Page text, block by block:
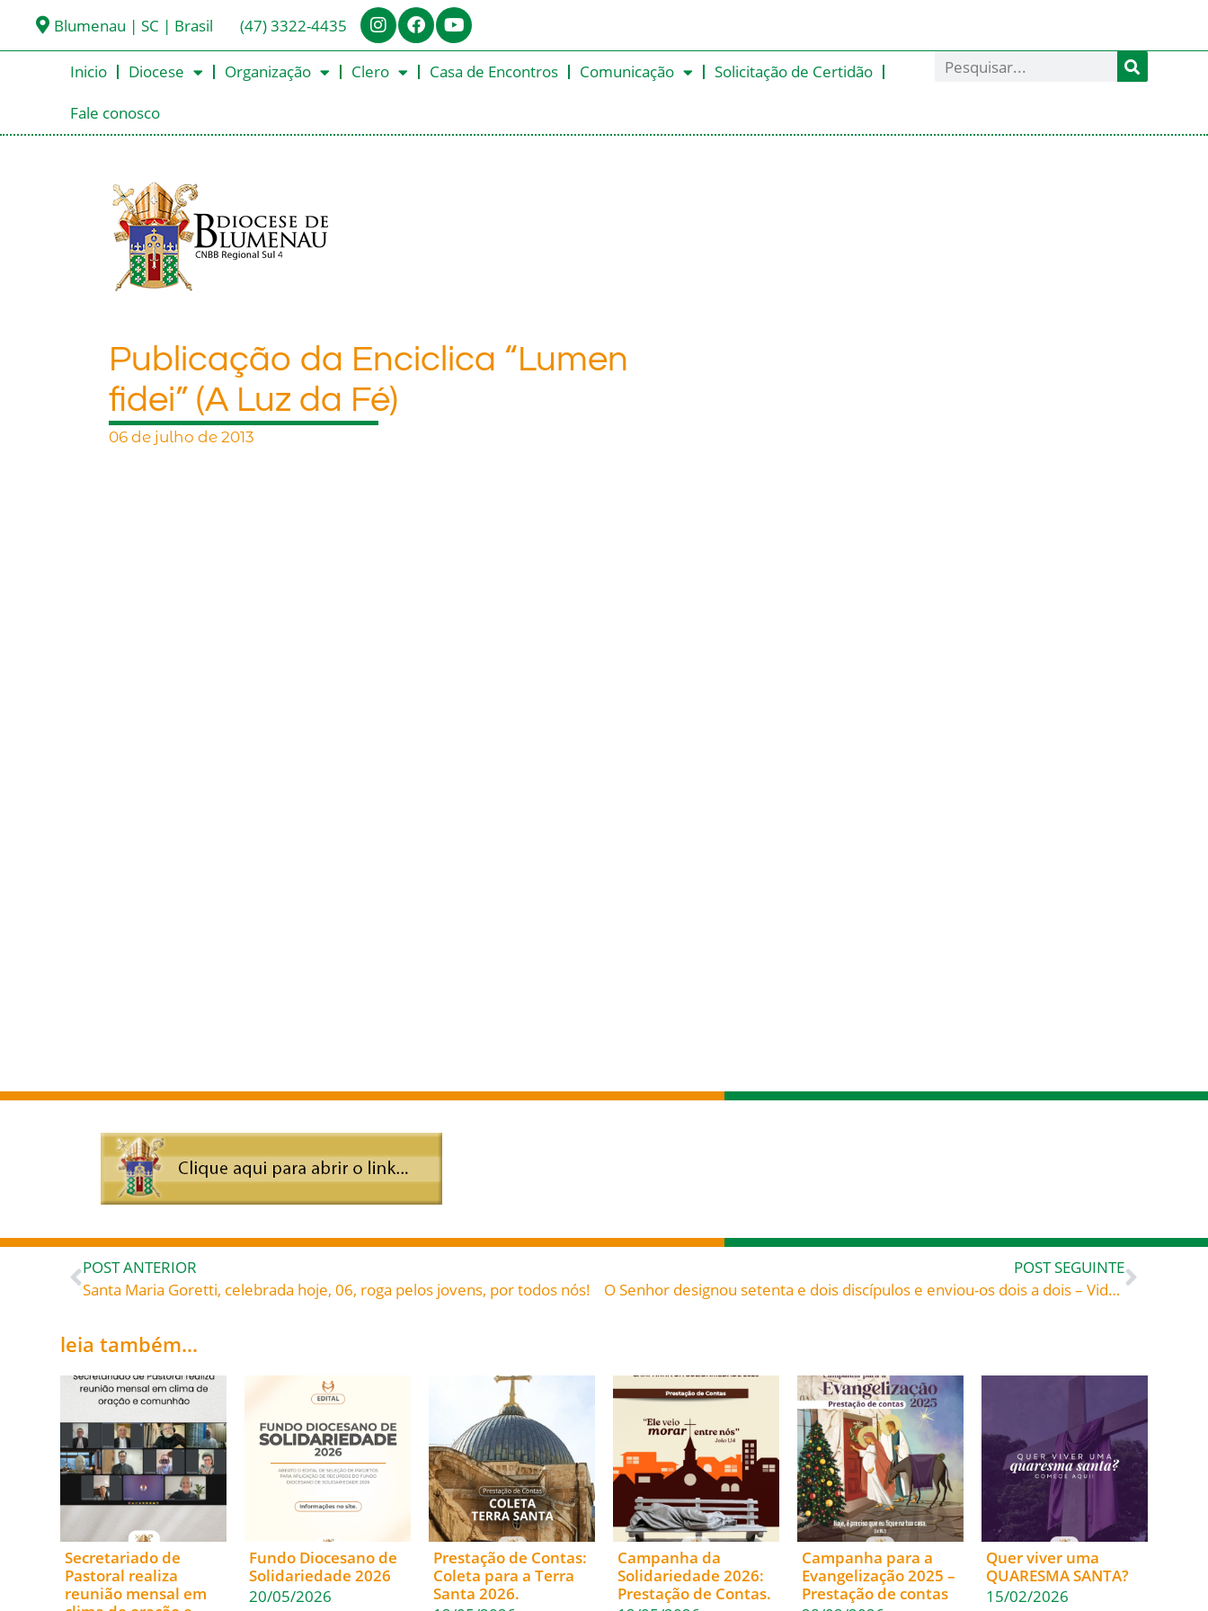
Blumenau | SC | Brasil (47) 3322-4435
Inicio Diocese Organização Clero Casa de Encontros Comunicação
Solicitação de Certidão
Fale conosco
Publicação da Enciclica “Lumen
fidei” (A Luz da Fé)
06 de julho de 2013
POST ANTERIOR
Santa Maria Goretti, celebrada hoje, 06, roga pelos jovens, por todos nós!
POST SEGUINTE
O Senhor designou setenta e dois discípulos e enviou-os dois a dois – Vida de São Francisco de Assis, chamada «Colectânea de Perugia» (c. 1311)
leia também...
Secretariado de
Pastoral realiza
reunião mensal em
Fundo Diocesano de
Solidariedade 2026
20/05/2026
Prestação de Contas:
Coleta para a Terra
Santa 2026.
Campanha da
Solidariedade 2026:
Prestação de Contas.
Campanha para a
Evangelização 2025 –
Prestação de contas
Quer viver uma
QUARESMA SANTA?
15/02/2026